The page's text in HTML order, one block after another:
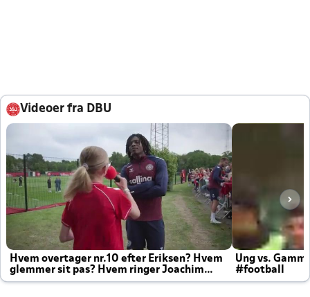
Videoer fra DBU
Hvem overtager nr.10 efter Eriksen? Hvem
glemmer sit pas? Hvem ringer Joachim
altid til efter kampe?
Ung vs.
#football